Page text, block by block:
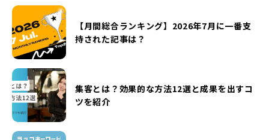
【月間総合ランキング】2026年7月に一番支
持された記事は？
集客とは？効果的な方法12選と成果を出すコ
ツを紹介